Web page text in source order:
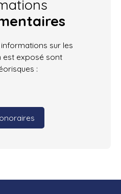
informations sur les
est exposé sont
: